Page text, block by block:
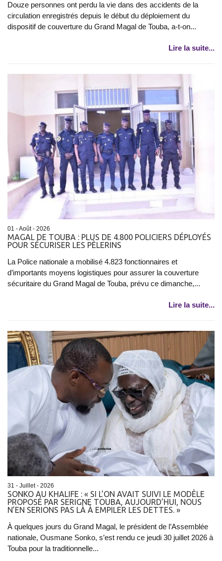
Douze personnes ont perdu la vie dans des accidents de la
circulation enregistrés depuis le début du déploiement du
dispositif de couverture du Grand Magal de Touba, a-t-on...
Lire la suite...
01 - Août - 2026
MAGAL DE TOUBA : PLUS DE 4.800 POLICIERS DÉPLOYÉS
POUR SÉCURISER LES PÈLERINS
La Police nationale a mobilisé 4.823 fonctionnaires et
d’importants moyens logistiques pour assurer la couverture
sécuritaire du Grand Magal de Touba, prévu ce dimanche,...
Lire la suite...
31 - Juillet - 2026
SONKO AU KHALIFE : « SI L’ON AVAIT SUIVI LE MODÈLE
PROPOSÉ PAR SERIGNE TOUBA, AUJOURD’HUI, NOUS
N’EN SERIONS PAS LÀ À EMPILER LES DETTES. »
À quelques jours du Grand Magal, le président de l’Assemblée
nationale, Ousmane Sonko, s’est rendu ce jeudi 30 juillet 2026 à
Touba pour la traditionnelle...